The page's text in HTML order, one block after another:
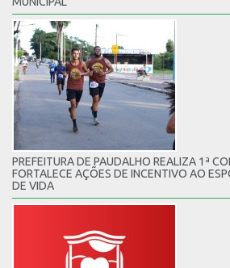
PREFEITURA DE PAUDALHO REALIZA 1ª
FORTALECE AÇÕES DE INCENTIVO AO
DE VIDA